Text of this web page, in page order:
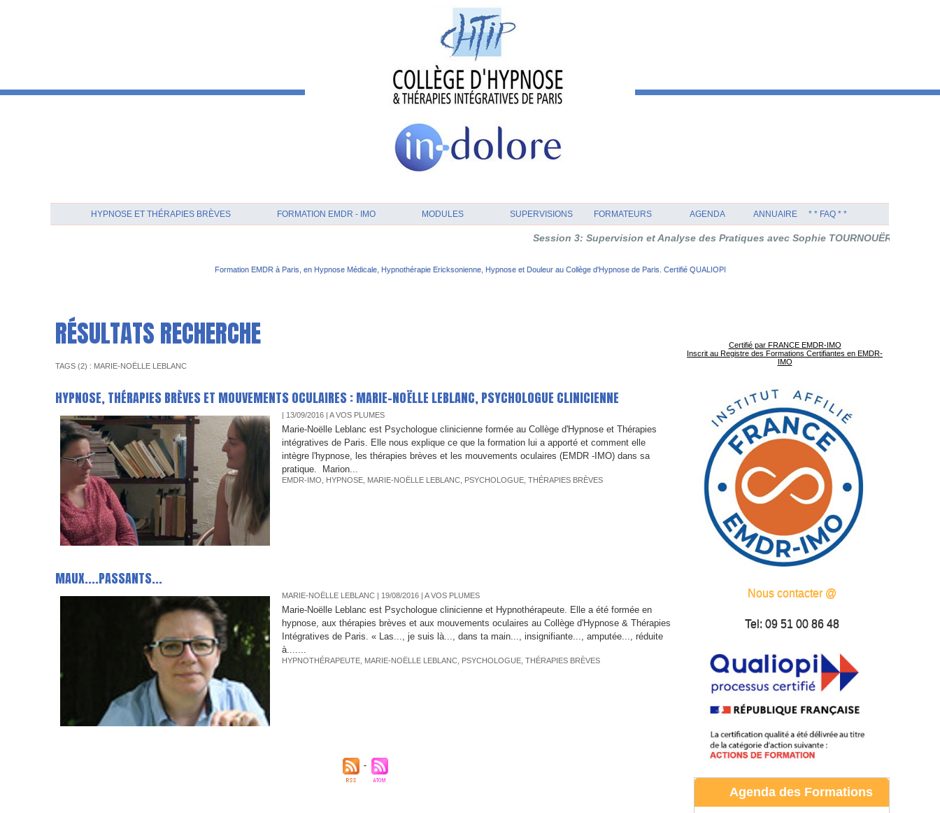
HYPNOSE ET THÉRAPIES BRÈVES FORMATION EMDR - IMO MODULES SUPERVISIONS FORMATEURS AGENDA ANNUAIRE * * FAQ * *
Session 3: Supervision et Analyse des Pratiques avec Sophie TOURNOUËR en Thérapie Orientée
Formation EMDR à Paris, en Hypnose Médicale, Hypnothérapie Ericksonienne, Hypnose et Douleur au Collège d'Hypnose de Paris. Certifié QUALIOPI
RÉSULTATS RECHERCHE
TAGS (2) : MARIE-NOËLLE LEBLANC
HYPNOSE, THÉRAPIES BRÈVES ET MOUVEMENTS OCULAIRES : MARIE-NOËLLE LEBLANC, PSYCHOLOGUE CLINICIENNE
| 13/09/2016 | A VOS PLUMES
Marie-Noëlle Leblanc est Psychologue clinicienne formée au Collège d'Hypnose et Thérapies
intégratives de Paris. Elle nous explique ce que la formation lui a apporté et comment elle
intègre l'hypnose, les thérapies brèves et les mouvements oculaires (EMDR -IMO) dans sa
pratique. Marion...
EMDR-IMO HYPNOSE MARIE-NOËLLE LEBLANC PSYCHOLOGUE THÉRAPIES BRÈVES
​MAUX....PASSANTS...
MARIE-NOËLLE LEBLANC | 19/08/2016 | A VOS PLUMES
Marie-Noëlle Leblanc est Psychologue clinicienne et Hypnothérapeute. Elle a été formée en
hypnose, aux thérapies brèves et aux mouvements oculaires au Collège d'Hypnose & Thérapies
Intégratives de Paris. « Las..., je suis là..., dans ta main..., insignifiante..., amputée..., réduite
à.......
HYPNOTHÉRAPEUTE MARIE-NOËLLE LEBLANC PSYCHOLOGUE THÉRAPIES BRÈVES
Certifié par FRANCE EMDR-IMO
Inscrit au Registre des Formations Certifiantes en EMDR-
IMO
Nous contacter @
Tel: 09 51 00 86 48
Agenda des Formations